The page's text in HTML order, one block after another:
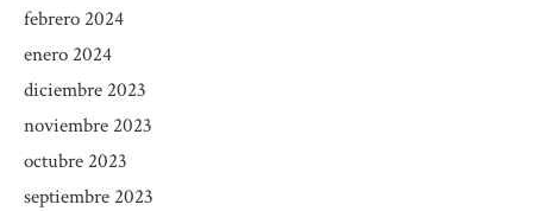
febrero 2024
enero 2024
diciembre 2023
noviembre 2023
octubre 2023
septiembre 2023